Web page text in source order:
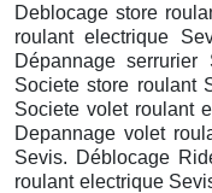
Deblocage store
roulant electrique
Dépannage
Societe store roulant
Societe volet roulant
Depannage volet
Sevis. Déblocage
roulant electrique